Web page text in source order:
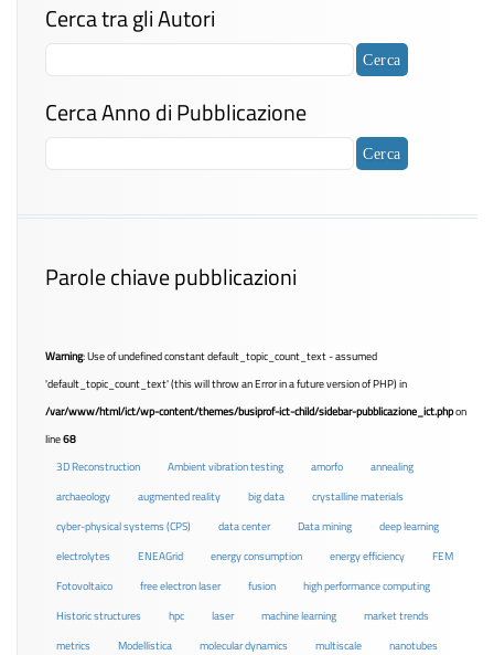
Cerca tra gli Autori
Cerca Anno di Pubblicazione
Parole chiave pubblicazioni
Warning: Use of undefined constant default_topic_count_text - assumed
'default_topic_count_text' (this will throw an Error in a future version of PHP) in
/var/www/html/ict/wp-content/themes/busiprof-ict-child/sidebar-pubblicazione_ict.phpon
line68
3D Reconstruction
Ambient vibration testing amorfo
annealing
archaeology
augmented reality big data
crystalline materials
cyber-physical systems (CPS)
data center Data mining
deep learning
electrolytes
ENEAGrid energy consumption energy efficiency
FEM
Fotovoltaico
free electron laser fusion
high performance computing
Historic structures
hpc laser machine learning
market trends
metrics
Modellistica molecular dynamics multiscale nanotubes